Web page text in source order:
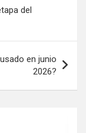
del
en junio
2026?